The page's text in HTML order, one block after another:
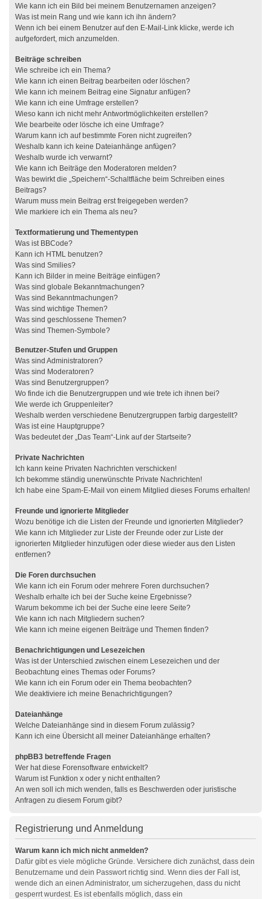
Wie kann ich ein Bild bei meinem Benutzernamen anzeigen?
Was ist mein Rang und wie kann ich ihn ändern?
Wenn ich bei einem Benutzer auf den E-Mail-Link klicke, werde ich
aufgefordert, mich anzumelden.
Beiträge schreiben
Wie schreibe ich ein Thema?
Wie kann ich einen Beitrag bearbeiten oder löschen?
Wie kann ich meinem Beitrag eine Signatur anfügen?
Wie kann ich eine Umfrage erstellen?
Wieso kann ich nicht mehr Antwortmöglichkeiten erstellen?
Wie bearbeite oder lösche ich eine Umfrage?
Warum kann ich auf bestimmte Foren nicht zugreifen?
Weshalb kann ich keine Dateianhänge anfügen?
Weshalb wurde ich verwarnt?
Wie kann ich Beiträge den Moderatoren melden?
Was bewirkt die „Speichern“-Schaltfläche beim Schreiben eines
Beitrags?
Warum muss mein Beitrag erst freigegeben werden?
Wie markiere ich ein Thema als neu?
Textformatierung und Thementypen
Was ist BBCode?
Kann ich HTML benutzen?
Was sind Smilies?
Kann ich Bilder in meine Beiträge einfügen?
Was sind globale Bekanntmachungen?
Was sind Bekanntmachungen?
Was sind wichtige Themen?
Was sind geschlossene Themen?
Was sind Themen-Symbole?
Benutzer-Stufen und Gruppen
Was sind Administratoren?
Was sind Moderatoren?
Was sind Benutzergruppen?
Wo finde ich die Benutzergruppen und wie trete ich ihnen bei?
Wie werde ich Gruppenleiter?
Weshalb werden verschiedene Benutzergruppen farbig dargestellt?
Was ist eine Hauptgruppe?
Was bedeutet der „Das Team“-Link auf der Startseite?
Private Nachrichten
Ich kann keine Privaten Nachrichten verschicken!
Ich bekomme ständig unerwünschte Private Nachrichten!
Ich habe eine Spam-E-Mail von einem Mitglied dieses Forums erhalten!
Freunde und ignorierte Mitglieder
Wozu benötige ich die Listen der Freunde und ignorierten Mitglieder?
Wie kann ich Mitglieder zur Liste der Freunde oder zur Liste der
ignorierten Mitglieder hinzufügen oder diese wieder aus den Listen
entfernen?
Die Foren durchsuchen
Wie kann ich ein Forum oder mehrere Foren durchsuchen?
Weshalb erhalte ich bei der Suche keine Ergebnisse?
Warum bekomme ich bei der Suche eine leere Seite?
Wie kann ich nach Mitgliedern suchen?
Wie kann ich meine eigenen Beiträge und Themen finden?
Benachrichtigungen und Lesezeichen
Was ist der Unterschied zwischen einem Lesezeichen und der
Beobachtung eines Themas oder Forums?
Wie kann ich ein Forum oder ein Thema beobachten?
Wie deaktiviere ich meine Benachrichtigungen?
Dateianhänge
Welche Dateianhänge sind in diesem Forum zulässig?
Kann ich eine Übersicht all meiner Dateianhänge erhalten?
phpBB3 betreffende Fragen
Wer hat diese Forensoftware entwickelt?
Warum ist Funktion x oder y nicht enthalten?
An wen soll ich mich wenden, falls es Beschwerden oder juristische
Anfragen zu diesem Forum gibt?
Registrierung und Anmeldung
Warum kann ich mich nicht anmelden?
Dafür gibt es viele mögliche Gründe. Versichere dich zunächst, dass dein
Benutzername und dein Passwort richtig sind. Wenn dies der Fall ist,
wende dich an einen Administrator, um sicherzugehen, dass du nicht
gesperrt wurdest. Es ist ebenfalls möglich, dass ein